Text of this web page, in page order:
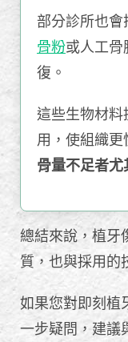
部分診所也會
骨粉或人工骨
復。
這些生物材
用，使組織
骨量不足者尤
總結來說，植牙
質，也與採用的
如果您對即刻植
一步疑問，建議